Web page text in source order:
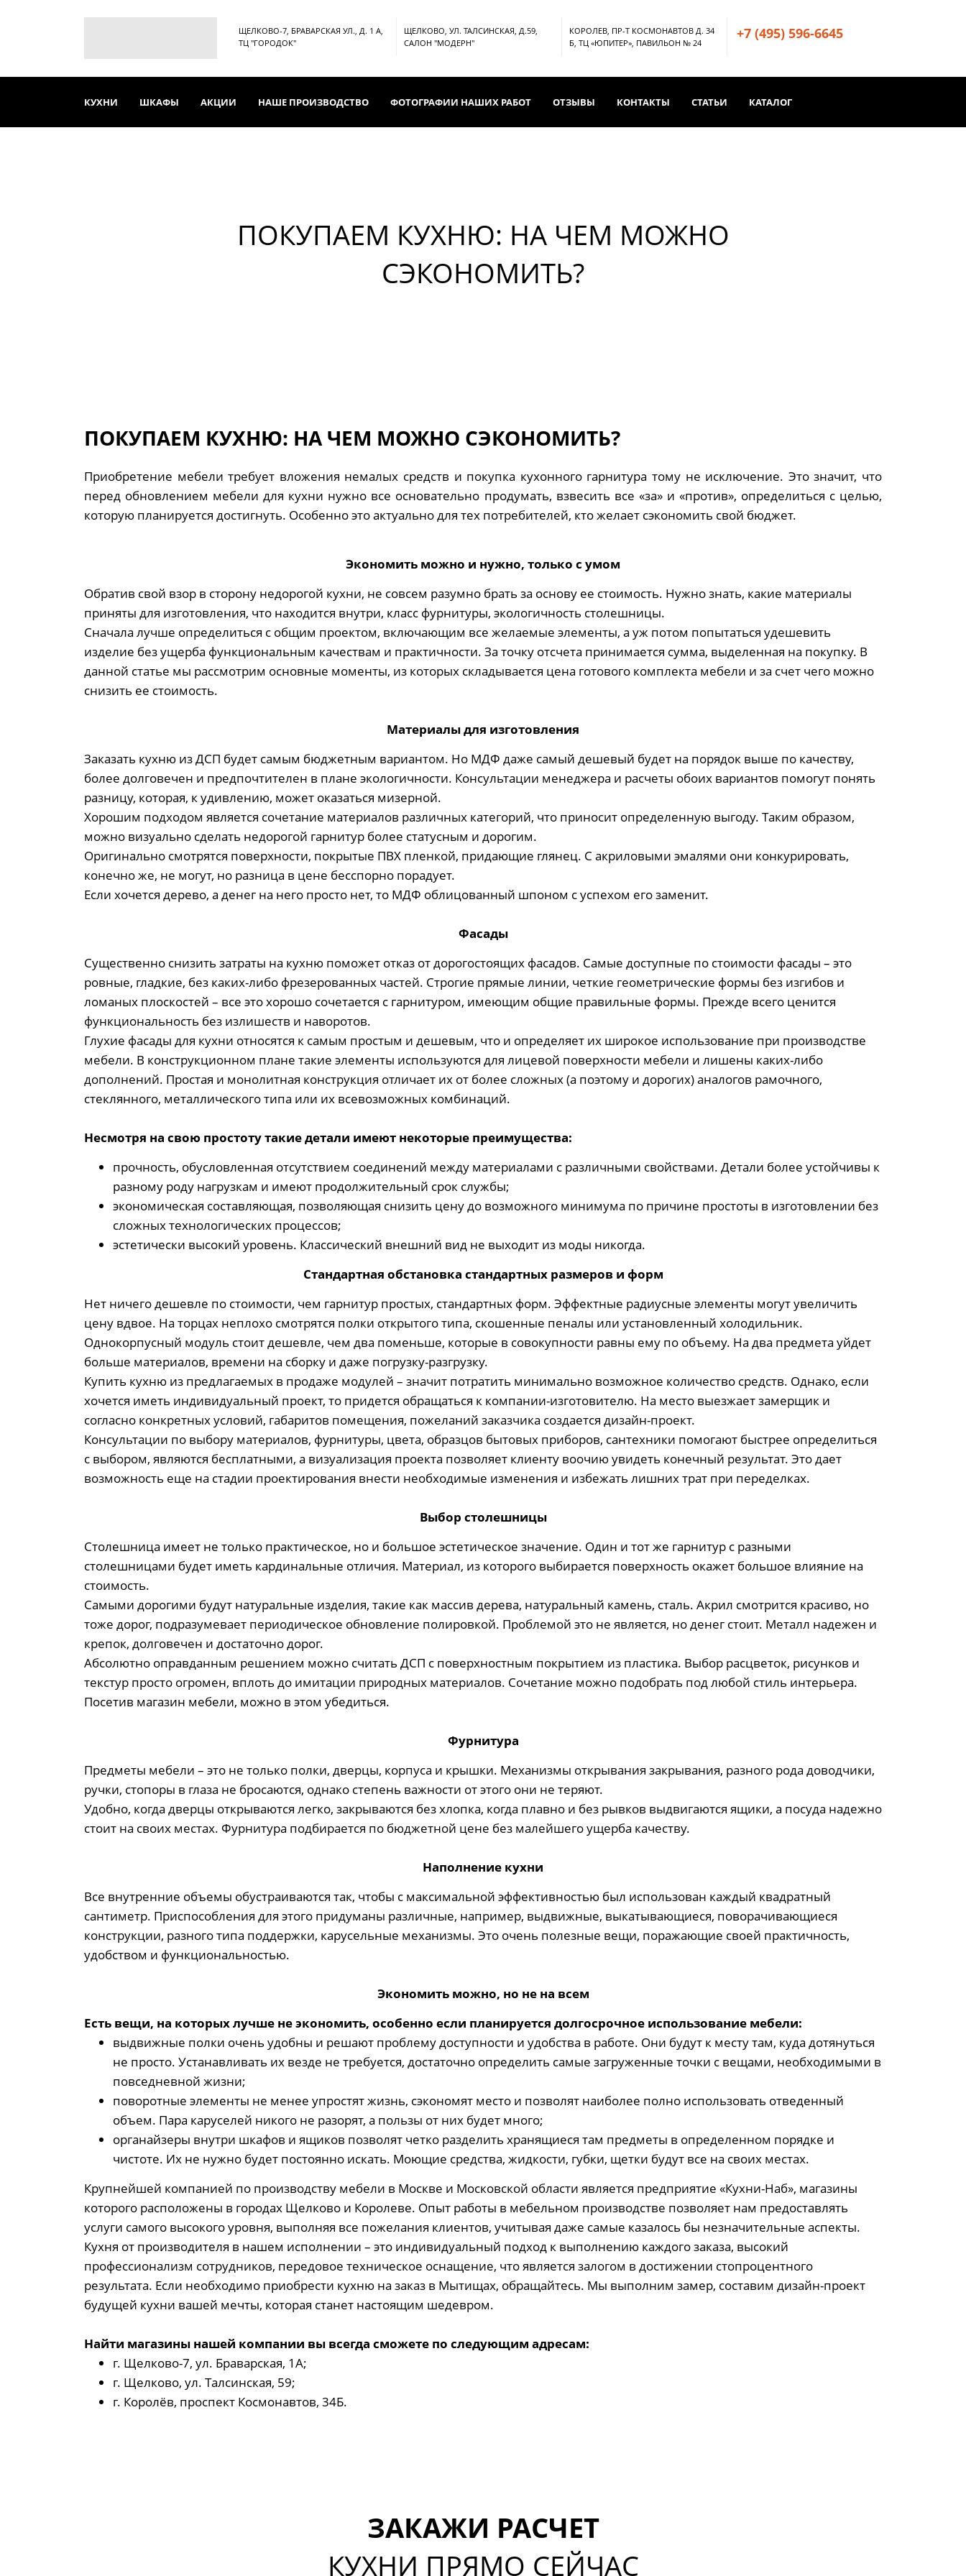
ЩЕЛКОВО-7, БРАВАРСКАЯ УЛ., Д. 1 А,
ТЦ "ГОРОДОК"
ЩЕЛКОВО, УЛ. ТАЛСИНСКАЯ, Д.59,
САЛОН "МОДЕРН"
КОРОЛЕВ, ПР-Т КОСМОНАВТОВ Д. 34
Б, ТЦ «ЮПИТЕР», ПАВИЛЬОН № 24
+7 (495) 596-6645
КУХНИ ШКАФЫ АКЦИИ НАШЕ ПРОИЗВОДСТВО ФОТОГРАФИИ НАШИХ РАБОТ ОТЗЫВЫ КОНТАКТЫ СТАТЬИ КАТАЛОГ
ПОКУПАЕМ КУХНЮ: НА ЧЕМ МОЖНО
СЭКОНОМИТЬ?
ПОКУПАЕМ КУХНЮ: НА ЧЕМ МОЖНО СЭКОНОМИТЬ?
Приобретение мебели требует вложения немалых средств и покупка кухонного гарнитура тому не исключение. Это значит, что
перед обновлением мебели для кухни нужно все основательно продумать, взвесить все «за» и «против», определиться с целью,
которую планируется достигнуть. Особенно это актуально для тех потребителей, кто желает сэкономить свой бюджет.
Экономить можно и нужно, только с умом
Обратив свой взор в сторону недорогой кухни, не совсем разумно брать за основу ее стоимость. Нужно знать, какие материалы
приняты для изготовления, что находится внутри, класс фурнитуры, экологичность столешницы.
Сначала лучше определиться с общим проектом, включающим все желаемые элементы, а уж потом попытаться удешевить
изделие без ущерба функциональным качествам и практичности. За точку отсчета принимается сумма, выделенная на покупку. В
данной статье мы рассмотрим основные моменты, из которых складывается цена готового комплекта мебели и за счет чего можно
снизить ее стоимость.
Материалы для изготовления
Заказать кухню из ДСП будет самым бюджетным вариантом. Но МДФ даже самый дешевый будет на порядок выше по качеству,
более долговечен и предпочтителен в плане экологичности. Консультации менеджера и расчеты обоих вариантов помогут понять
разницу, которая, к удивлению, может оказаться мизерной.
Хорошим подходом является сочетание материалов различных категорий, что приносит определенную выгоду. Таким образом,
можно визуально сделать недорогой гарнитур более статусным и дорогим.
Оригинально смотрятся поверхности, покрытые ПВХ пленкой, придающие глянец. С акриловыми эмалями они конкурировать,
конечно же, не могут, но разница в цене бесспорно порадует.
Если хочется дерево, а денег на него просто нет, то МДФ облицованный шпоном с успехом его заменит.
Фасады
Существенно снизить затраты на кухню поможет отказ от дорогостоящих фасадов. Самые доступные по стоимости фасады – это
ровные, гладкие, без каких-либо фрезерованных частей. Строгие прямые линии, четкие геометрические формы без изгибов и
ломаных плоскостей – все это хорошо сочетается с гарнитуром, имеющим общие правильные формы. Прежде всего ценится
функциональность без излишеств и наворотов.
Глухие фасады для кухни относятся к самым простым и дешевым, что и определяет их широкое использование при производстве
мебели. В конструкционном плане такие элементы используются для лицевой поверхности мебели и лишены каких-либо
дополнений. Простая и монолитная конструкция отличает их от более сложных (а поэтому и дорогих) аналогов рамочного,
стеклянного, металлического типа или их всевозможных комбинаций.
Несмотря на свою простоту такие детали имеют некоторые преимущества:
прочность, обусловленная отсутствием соединений между материалами с различными свойствами. Детали более устойчивы к
разному роду нагрузкам и имеют продолжительный срок службы;
экономическая составляющая, позволяющая снизить цену до возможного минимума по причине простоты в изготовлении без
сложных технологических процессов;
эстетически высокий уровень. Классический внешний вид не выходит из моды никогда.
Стандартная обстановка стандартных размеров и форм
Нет ничего дешевле по стоимости, чем гарнитур простых, стандартных форм. Эффектные радиусные элементы могут увеличить
цену вдвое. На торцах неплохо смотрятся полки открытого типа, скошенные пеналы или установленный холодильник.
Однокорпусный модуль стоит дешевле, чем два поменьше, которые в совокупности равны ему по объему. На два предмета уйдет
больше материалов, времени на сборку и даже погрузку-разгрузку.
Купить кухню из предлагаемых в продаже модулей – значит потратить минимально возможное количество средств. Однако, если
хочется иметь индивидуальный проект, то придется обращаться к компании-изготовителю. На место выезжает замерщик и
согласно конкретных условий, габаритов помещения, пожеланий заказчика создается дизайн-проект.
Консультации по выбору материалов, фурнитуры, цвета, образцов бытовых приборов, сантехники помогают быстрее определиться
с выбором, являются бесплатными, а визуализация проекта позволяет клиенту воочию увидеть конечный результат. Это дает
возможность еще на стадии проектирования внести необходимые изменения и избежать лишних трат при переделках.
Выбор столешницы
Столешница имеет не только практическое, но и большое эстетическое значение. Один и тот же гарнитур с разными
столешницами будет иметь кардинальные отличия. Материал, из которого выбирается поверхность окажет большое влияние на
стоимость.
Самыми дорогими будут натуральные изделия, такие как массив дерева, натуральный камень, сталь. Акрил смотрится красиво, но
тоже дорог, подразумевает периодическое обновление полировкой. Проблемой это не является, но денег стоит. Металл надежен и
крепок, долговечен и достаточно дорог.
Абсолютно оправданным решением можно считать ДСП с поверхностным покрытием из пластика. Выбор расцветок, рисунков и
текстур просто огромен, вплоть до имитации природных материалов. Сочетание можно подобрать под любой стиль интерьера.
Посетив магазин мебели, можно в этом убедиться.
Фурнитура
Предметы мебели – это не только полки, дверцы, корпуса и крышки. Механизмы открывания закрывания, разного рода доводчики,
ручки, стопоры в глаза не бросаются, однако степень важности от этого они не теряют.
Удобно, когда дверцы открываются легко, закрываются без хлопка, когда плавно и без рывков выдвигаются ящики, а посуда надежно
стоит на своих местах. Фурнитура подбирается по бюджетной цене без малейшего ущерба качеству.
Наполнение кухни
Все внутренние объемы обустраиваются так, чтобы с максимальной эффективностью был использован каждый квадратный
сантиметр. Приспособления для этого придуманы различные, например, выдвижные, выкатывающиеся, поворачивающиеся
конструкции, разного типа поддержки, карусельные механизмы. Это очень полезные вещи, поражающие своей практичность,
удобством и функциональностью.
Экономить можно, но не на всем
Есть вещи, на которых лучше не экономить, особенно если планируется долгосрочное использование мебели:
выдвижные полки очень удобны и решают проблему доступности и удобства в работе. Они будут к месту там, куда дотянуться
не просто. Устанавливать их везде не требуется, достаточно определить самые загруженные точки с вещами, необходимыми в
повседневной жизни;
поворотные элементы не менее упростят жизнь, сэкономят место и позволят наиболее полно использовать отведенный
объем. Пара каруселей никого не разорят, а пользы от них будет много;
органайзеры внутри шкафов и ящиков позволят четко разделить хранящиеся там предметы в определенном порядке и
чистоте. Их не нужно будет постоянно искать. Моющие средства, жидкости, губки, щетки будут все на своих местах.
Крупнейшей компанией по производству мебели в Москве и Московской области является предприятие «Кухни-Наб», магазины
которого расположены в городах Щелково и Королеве. Опыт работы в мебельном производстве позволяет нам предоставлять
услуги самого высокого уровня, выполняя все пожелания клиентов, учитывая даже самые казалось бы незначительные аспекты.
Кухня от производителя в нашем исполнении – это индивидуальный подход к выполнению каждого заказа, высокий
профессионализм сотрудников, передовое техническое оснащение, что является залогом в достижении стопроцентного
результата. Если необходимо приобрести кухню на заказ в Мытищах, обращайтесь. Мы выполним замер, составим дизайн-проект
будущей кухни вашей мечты, которая станет настоящим шедевром.
Найти магазины нашей компании вы всегда сможете по следующим адресам:
г. Щелково-7, ул. Браварская, 1А;
г. Щелково, ул. Талсинская, 59;
г. Королёв, проспект Космонавтов, 34Б.
ЗАКАЖИ РАСЧЕТ
КУХНИ ПРЯМО СЕЙЧАС